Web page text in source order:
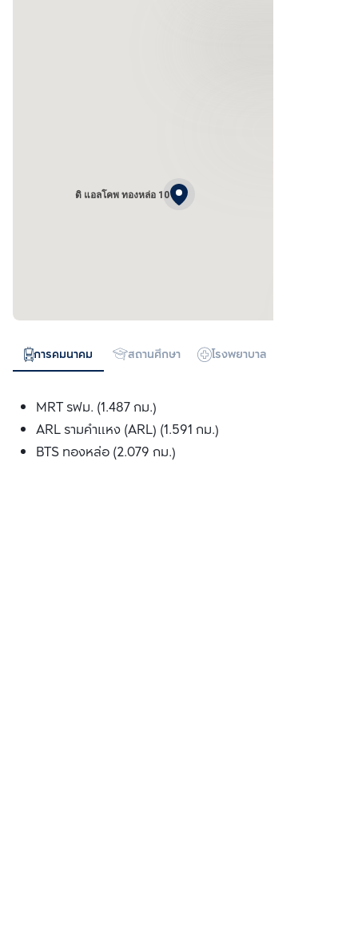
ดิ แอลโคพ ทองหล่อ 10
การคมนาคม สถานศึกษา โรงพยาบาล
MRT รฟม. (1.487 กม.)
ARL รามคำแหง (ARL) (1.591 กม.)
BTS ทองหล่อ (2.079 กม.)